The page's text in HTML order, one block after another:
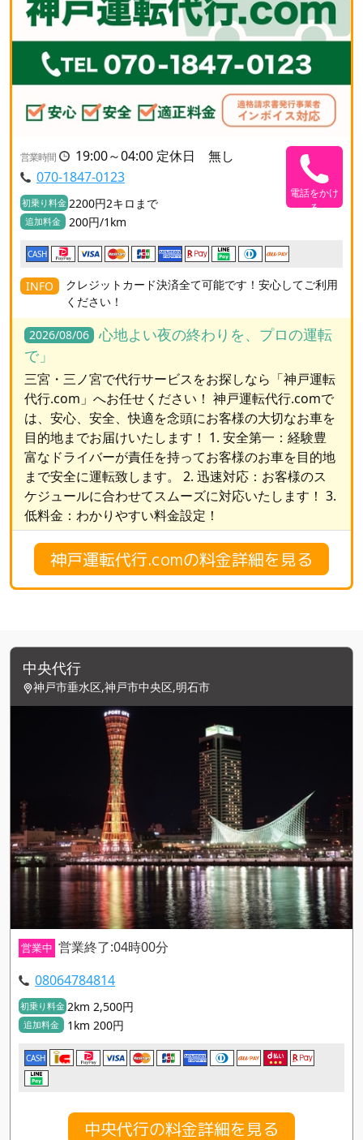
営業時間
19:00～04:00 定休日 無し
070-1847-0123
初乗り料金 2200円2キロまで
追加料金 200円/1km
電話をかけ
る
CASH
INFO
クレジットカード決済全て可能です！安心してご利用
ください！
2026/08/06
心地よい夜の終わりを、プロの運転
で」
三宮・三ノ宮で代行サービスをお探しなら「神戸運転
代行.com」へお任せください！ 神戸運転代行.comで
は、安心、安全、快適を念頭にお客様の大切なお車を
目的地までお届けいたします！ 1. 安全第一：経験豊
富なドライバーが責任を持ってお客様のお車を目的地
まで安全に運転致します。 2. 迅速対応：お客様のス
ケジュールに合わせてスムーズに対応いたします！ 3.
低料金：わかりやすい料金設定！
神戸運転代行.comの料金詳細を見る
中央代行
神戸市垂水区,神戸市中央区,明石市
営業中 営業終了:04時00分
08064784814
初乗り料金 2km 2,500円
追加料金 1km 200円
CASH
中央代行の料金詳細を見る